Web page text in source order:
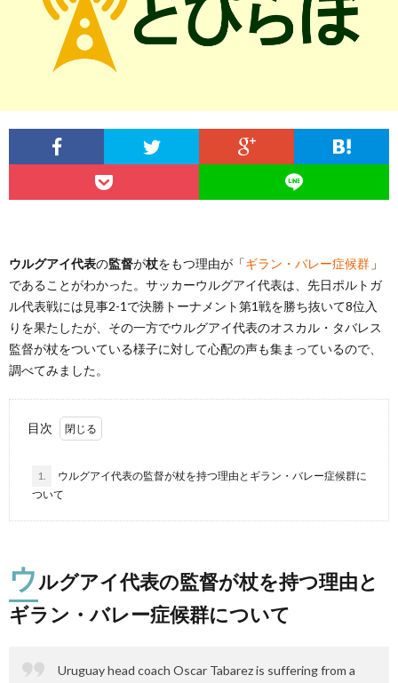
て
リ
シ
ウルグアイ代表の監督が杖をもつ理由が「ギラン・バレー症候群 」
であることがわかった。サッカーウルグアイ代表は、先日ポルトガ
ル代表戦には見事2-1で決勝トーナメント第1戦を勝ち抜いて8位入
りを果たしたが、その一方でウルグアイ代表のオスカル・タバレス
監督が杖をついている様子に対して心配の声も集まっているので、
調べてみました。
目次
1.
ウルグアイ代表の監督が杖を持つ理由とギラン・バレー症候群に
ついて
ウルグアイ代表の監督が杖を持つ理由と
ギラン・バレー症候群について
Uruguay head coach Oscar Tabarez is suffering from a